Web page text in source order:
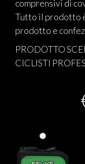
comprensivi di
Tutto il prodotto
prodotto e
PRODOTTO
CICLISTI